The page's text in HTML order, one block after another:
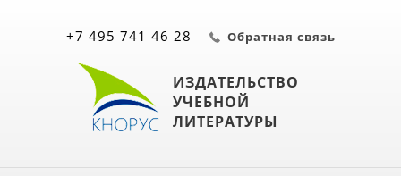
ИЗДАТЕЛЬСТВО
УЧЕБНОЙ
ЛИТЕРАТУРЫ
+7 495 741 46 28 Обратная связь